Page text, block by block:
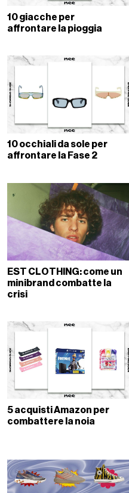
10 giacche per
affrontare la pioggia
10 occhiali da sole per
affrontare la Fase 2
EST CLOTHING: come un
minibrand combatte la
crisi
5 acquisti Amazon per
combattere la noia